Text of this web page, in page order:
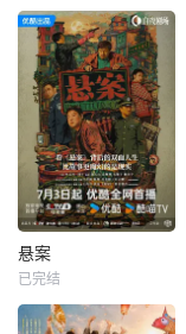
悬案
已完结